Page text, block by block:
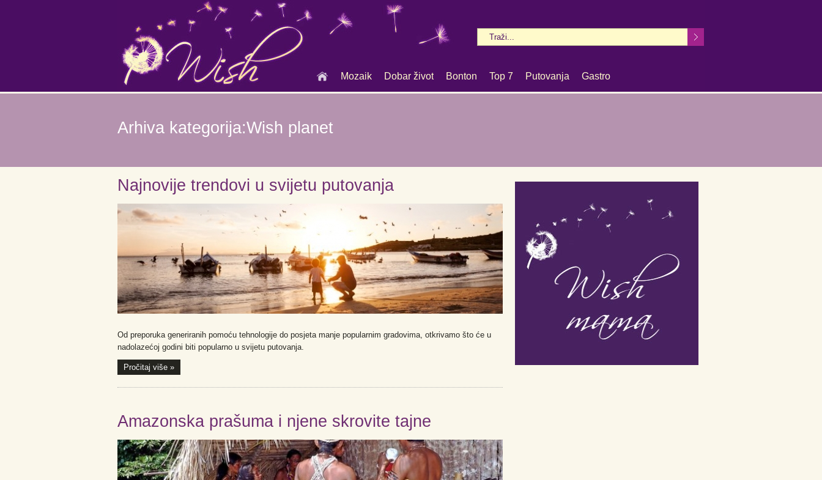
Mozaik Dobar život Bonton Top 7 Putovanja Gastro
Arhiva kategorija:Wish planet
Najnovije trendovi u svijetu putovanja
Od preporuka generiranih pomoću tehnologije do posjeta manje popularnim gradovima, otkrivamo što će u
nadolazećoj godini biti popularno u svijetu putovanja.
Pročitaj više »
Amazonska prašuma i njene skrovite tajne